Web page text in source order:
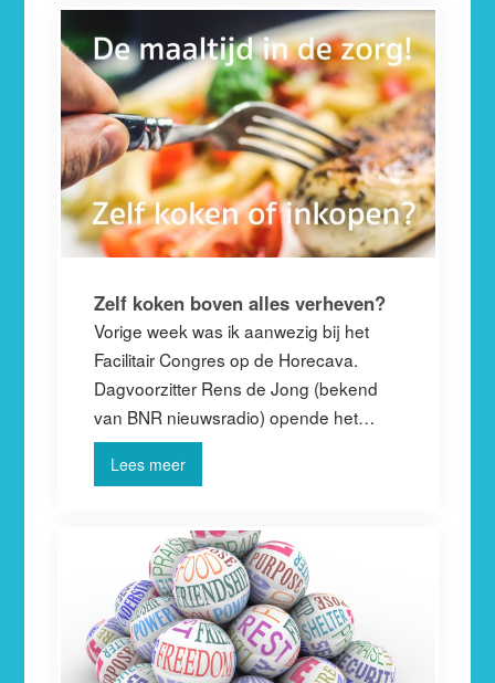
Zelf koken boven alles verheven?
Vorige week was ik aanwezig bij het
Facilitair Congres op de Horecava.
Dagvoorzitter Rens de Jong (bekend
van BNR nieuwsradio) opende het…
Lees meer